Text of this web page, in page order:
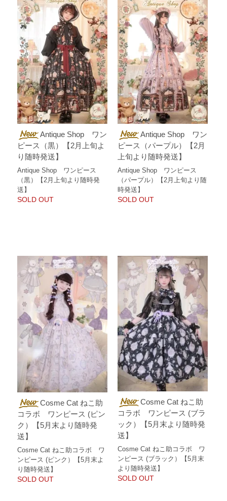
Antique Shop ワン
ピース（黒）【2月上旬よ
り随時発送】
Antique Shop ワンピース
（黒）【2月上旬より随時発
送】
SOLD OUT
Antique Shop ワン
ピース（パープル）【2月
上旬より随時発送】
Antique Shop ワンピース
（パープル）【2月上旬より随
時発送】
SOLD OUT
Cosme Cat ねこ助
コラボ ワンピース (ピン
ク）【5月末より随時発
送】
Cosme Cat ねこ助コラボ ワ
ンピース (ピンク）【5月末よ
り随時発送】
SOLD OUT
Cosme Cat ねこ助
コラボ ワンピース (ブラ
ック）【5月末より随時発
送】
Cosme Cat ねこ助コラボ ワ
ンピース (ブラック）【5月末
より随時発送】
SOLD OUT